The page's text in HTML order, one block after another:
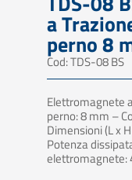
a
perno 8
Cod: TDS-08 BS
Elettromagnete
perno: 8 mm –
Dimensioni (L x
Potenza
elettromagnete: